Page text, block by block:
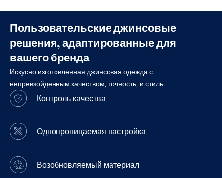
Пользовательские джинсовые
решения, адаптированные для
вашего бренда
Искусно изготовленная джинсовая одежда с
непревзойденным качеством, точность, и стиль.
Контроль качества
Однопроницаемая настройка
Возобновляемый материал